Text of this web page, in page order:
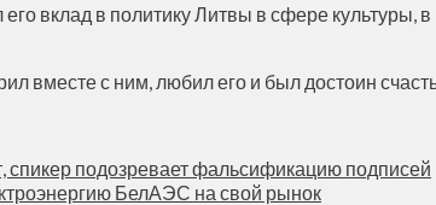
вклад в политику Литвы в сфере культуры,
вместе с ним, любил его и был достоин
спикер подозревает фальсификацию подписей
БелАЭС на свой рынок